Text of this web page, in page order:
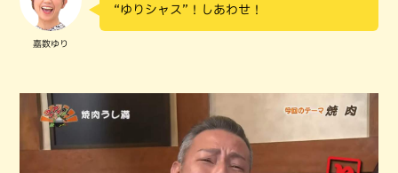
嘉数ゆり
“ゆりシャス”！しあわせ！